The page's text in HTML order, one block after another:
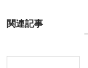
関連記事